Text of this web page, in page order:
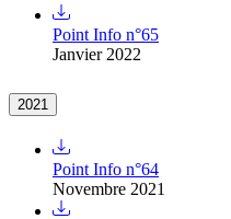
Point Info n°65
Janvier 2022
2021
Point Info n°64
Novembre 2021